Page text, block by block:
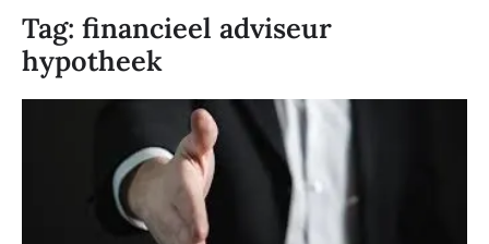
Tag: financieel adviseur
hypotheek